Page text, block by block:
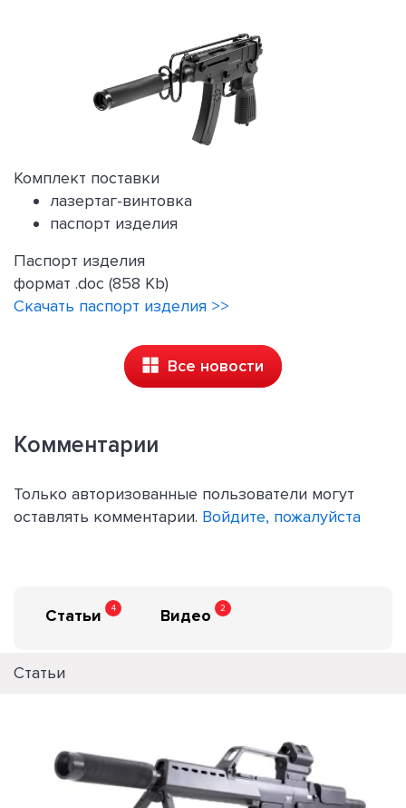
Комплект поставки
лазертаг-винтовка
паспорт изделия
Паспорт изделия
формат .doc (858 Kb)
Скачать паспорт изделия >>
Все новости
Комментарии
Только авторизованные пользователи могут
оставлять комментарии. Войдите, пожалуйста
Статьи 4 Видео 2
Статьи